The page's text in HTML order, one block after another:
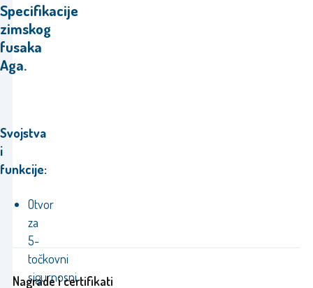
Specifikacije
zimskog
fusaka
Aga.
Svojstva
i
funkcije:
Otvor
za
5-
točkovni
sigurnosni
Nagrade i certifikati